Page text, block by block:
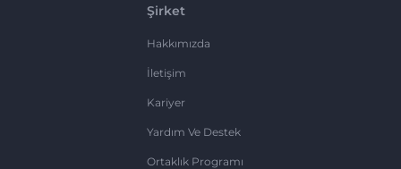
Şirket
Hakkımızda
İletişim
Kariyer
Yardım Ve Destek
Ortaklık Programı